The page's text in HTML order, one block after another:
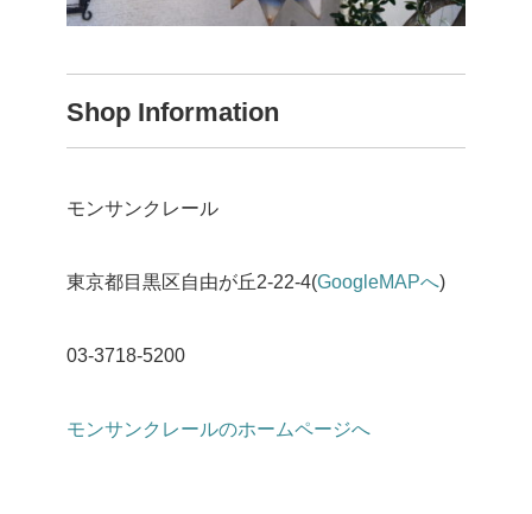
Shop Information
モンサンクレール
東京都目黒区自由が丘2-22-4(GoogleMAPへ)
03-3718-5200
モンサンクレールのホームページへ